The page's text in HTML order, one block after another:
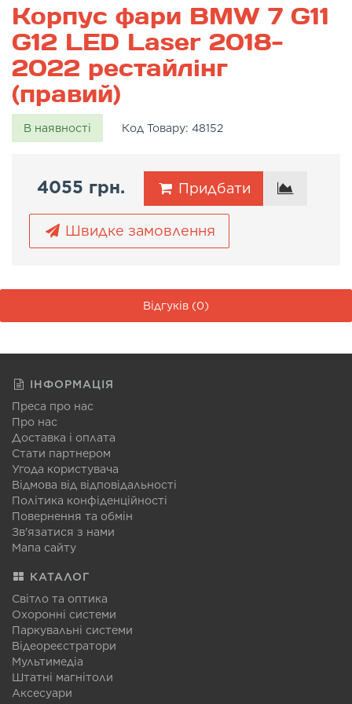
Корпус фари BMW 7 G11
G12 LED Laser 2018-
2022 рестайлінг
(правий)
В наявності Код Товару: 48152
4055 грн. Придбати
Швидке замовлення
Відгуків (0)
ІНФОРМАЦІЯ
Преса про нас
Про нас
Доставка і оплата
Стати партнером
Угода користувача
Відмова від відповідальності
Політика конфіденційності
Повернення та обмін
Зв'язатися з нами
Мапа сайту
КАТАЛОГ
Світло та оптика
Охоронні системи
Паркувальні системи
Відеореєстратори
Мультимедіа
Штатні магнітоли
Аксесуари